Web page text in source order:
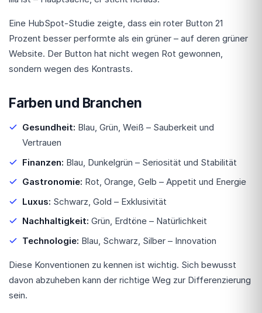
Eine HubSpot-Studie zeigte, dass ein roter Button 21
Prozent besser performte als ein grüner – auf deren grüner
Website. Der Button hat nicht wegen Rot gewonnen,
sondern wegen des Kontrasts.
Farben und Branchen
Gesundheit: Blau, Grün, Weiß – Sauberkeit und
Vertrauen
Finanzen: Blau, Dunkelgrün – Seriosität und Stabilität
Gastronomie: Rot, Orange, Gelb – Appetit und Energie
Luxus: Schwarz, Gold – Exklusivität
Nachhaltigkeit: Grün, Erdtöne – Natürlichkeit
Technologie: Blau, Schwarz, Silber – Innovation
Diese Konventionen zu kennen ist wichtig. Sich bewusst
davon abzuheben kann der richtige Weg zur Differenzierung
sein.